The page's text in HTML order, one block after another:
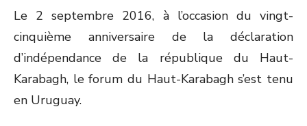
Le 2 septembre 2016, à l’occasion du vingt-
cinquième anniversaire de la déclaration
d’indépendance de la république du Haut-
Karabagh, le forum du Haut-Karabagh s’est tenu
en Uruguay.